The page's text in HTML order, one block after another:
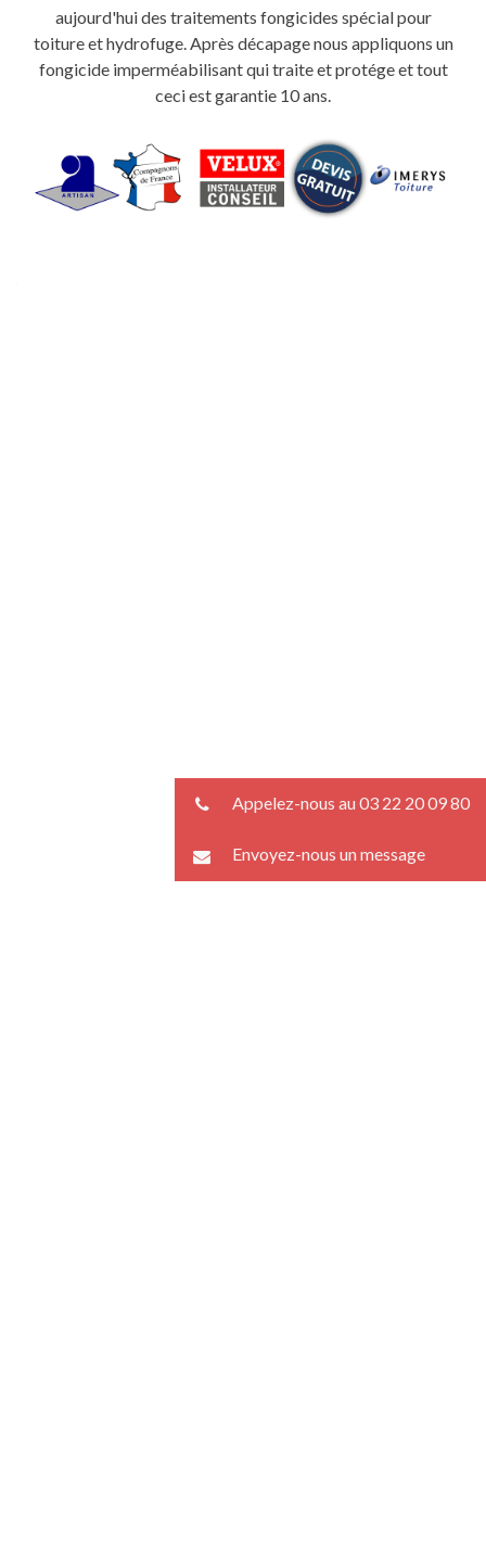
aujourd'hui des traitements fongicides spécial pour
toiture et hydrofuge. Après décapage nous appliquons un
fongicide imperméabilisant qui traite et protége et tout
ceci est garantie 10 ans.
Appelez-nous au 03 22 20 09 80
Envoyez-nous un message